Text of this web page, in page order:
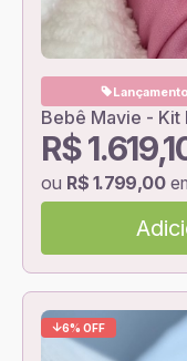
Lançamento
Bebê Mavie - Kit
R$
ou R$ 1.799,00
6% OFF